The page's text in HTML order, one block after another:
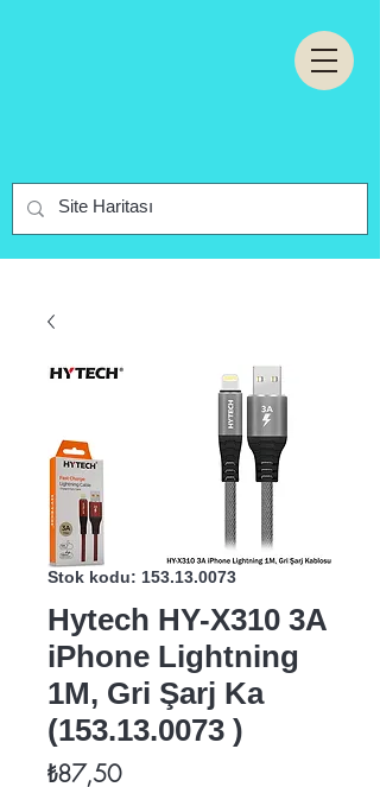
Stok kodu: 153.13.0073
Hytech HY-X310 3A
iPhone Lightning
1M, Gri Şarj Ka
(153.13.0073 )
₺87,50Fiyat